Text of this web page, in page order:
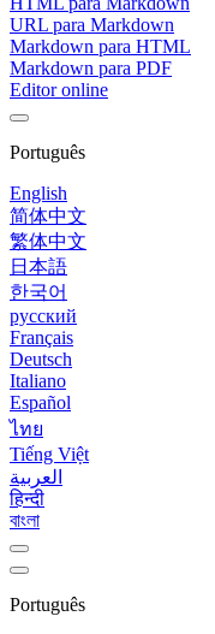
URL para Markdown
Markdown para HTML
Markdown para PDF
Editor online
Português
English
简体中文
繁体中文
日本語
한국어
русский
Français
Deutsch
Italiano
Español
ไทย
Tiếng Việt
العربية
हिन्दी
বাংলা
Português